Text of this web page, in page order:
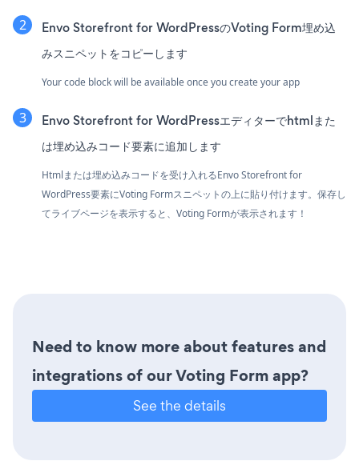
Envo Storefront for WordPressのVoting Form埋め込
みスニペットをコピーします
Your code block will be available once you create your app
Envo Storefront for WordPressエディターでhtmlまた
は埋め込みコード要素に追加します
Htmlまたは埋め込みコードを受け入れるEnvo Storefront for
WordPress要素にVoting Formスニペットの上に貼り付けます。保存し
てライブページを表示すると、Voting Formが表示されます！
Need to know more about features and
integrations of our Voting Form app?
See the details